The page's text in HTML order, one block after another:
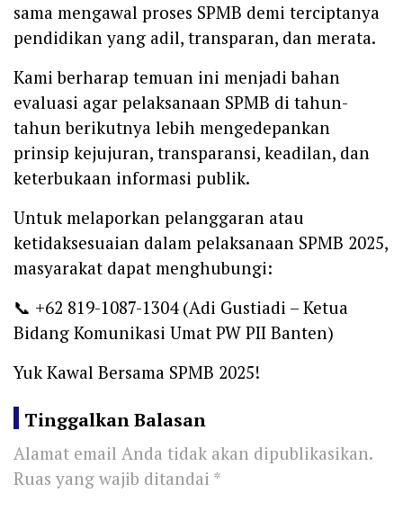
sama mengawal proses SPMB demi terciptanya
pendidikan yang adil, transparan, dan merata.
Kami berharap temuan ini menjadi bahan
evaluasi agar pelaksanaan SPMB di tahun-
tahun berikutnya lebih mengedepankan
prinsip kejujuran, transparansi, keadilan, dan
keterbukaan informasi publik.
Untuk melaporkan pelanggaran atau
ketidaksesuaian dalam pelaksanaan SPMB 2025,
masyarakat dapat menghubungi:
📞 +62 819-1087-1304 (Adi Gustiadi – Ketua
Bidang Komunikasi Umat PW PII Banten)
Yuk Kawal Bersama SPMB 2025!
Tinggalkan Balasan
Alamat email Anda tidak akan dipublikasikan.
Ruas yang wajib ditandai *